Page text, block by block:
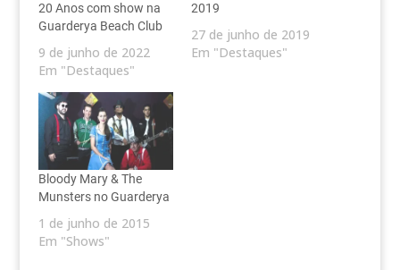
20 Anos com show na
Guarderya Beach Club
9 de junho de 2022
Em "Destaques"
2019
27 de junho de 2019
Em "Destaques"
Bloody Mary & The
Munsters no Guarderya
1 de junho de 2015
Em "Shows"